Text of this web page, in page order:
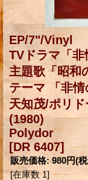
EP/7"/Vinyl
TVドラマ「
主題歌「昭和
テーマ 「非情
天知茂/ポリ
(1980)
Polydor
[DR 6407]
販売価格: 980円(
[在庫数 1]